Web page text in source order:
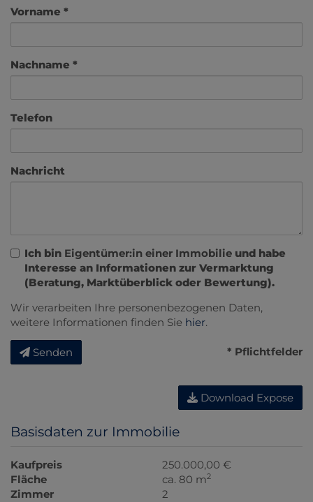
Vorname
Nachname
Telefon
Nachricht
Ich bin Eigentümer:in einer Immobilie und habe
Interesse an Informationen zur Vermarktung
(Beratung, Marktüberblick oder Bewertung).
Wir verarbeiten Ihre personenbezogenen Daten,
weitere Informationen finden Sie hier.
Senden * Pflichtfelder
Download Expose
Basisdaten zur Immobilie
Kaufpreis
250.000,00 €
Fläche
ca. 80 m2
Zimmer 2